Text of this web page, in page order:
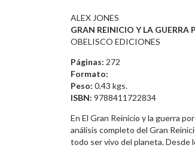
ALEX JONES
GRAN REINICIO Y LA GUERRA
OBELISCO EDICIONES
Páginas: 272
Formato:
Peso: 0.43 kgs.
ISBN: 9788411722834
En El Gran Reinicio y la guerra
análisis completo del Gran
todo ser vivo del planeta. Desde